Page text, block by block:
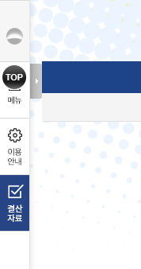
본문으로 바로가기